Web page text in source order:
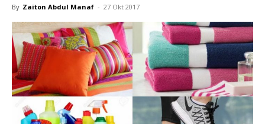
By Zaiton Abdul Manaf - 27 Okt 2017